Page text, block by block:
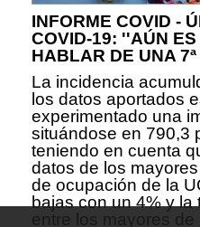
INFORME COVID -
COVID-19: ''AÚN
HABLAR DE UNA
La incidencia
los datos aportados
experimentado una
situándose en 790,3
teniendo en cuenta
datos de los
de ocupación de la
bajas con un 4% y
entre los mayores